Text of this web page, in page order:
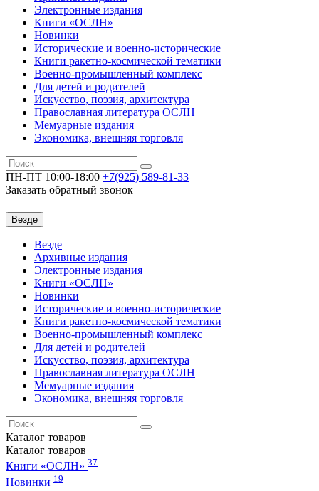
Электронные издания
Книги «ОСЛН»
Новинки
Исторические и военно-исторические
Книги ракетно-космической тематики
Военно-промышленный комплекс
Для детей и родителей
Искусство, поэзия, архитектура
Православная литература ОСЛН
Мемуарные издания
Экономика, внешняя торговля
ПН-ПТ 10:00-18:00 +7(925) 589-81-33
Заказать обратный звонок
Везде
Везде
Архивные издания
Электронные издания
Книги «ОСЛН»
Новинки
Исторические и военно-исторические
Книги ракетно-космической тематики
Военно-промышленный комплекс
Для детей и родителей
Искусство, поэзия, архитектура
Православная литература ОСЛН
Мемуарные издания
Экономика, внешняя торговля
Каталог товаров
Каталог товаров
Книги «ОСЛН» 37
Новинки 19